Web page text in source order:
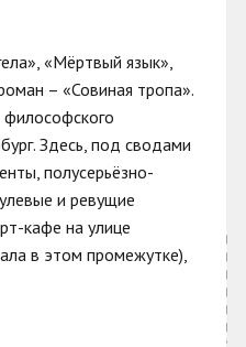
«Мёртвый язык»,
– «Совиная тропа».
философского
Здесь, под сводами
полусерьёзно-
и ревущие
кафе на улице
в этом промежутке),